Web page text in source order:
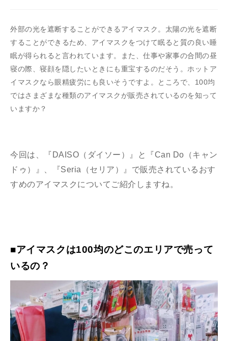
外部の光を遮断することができるアイマスク。太陽の光を遮断
することができるため、アイマスクをつけて眠ると質の良い睡
眠が得られると言われています。また、仕事や家事の合間の昼
寝の際、寝顔を隠したいときにも重宝するのだそう。ホットア
イマスクなら眼精疲労にも良いそうですよ。ところで、100均
ではさまざまな種類のアイマスクが販売されているのを知って
いますか？
今回は、『DAISO（ダイソー）』と『Can Do（キャン
ドゥ）』、『Seria（セリア）』で販売されているおす
すめのアイマスクについてご紹介しますね。
■アイマスクは100均のどこのエリアで売って
いるの？